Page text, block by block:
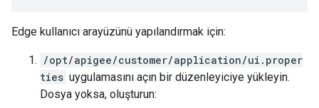
Edge kullanıcı arayüzünü yapılandırmak için:
/opt/apigee/customer/application/ui.proper
ties uygulamasını açın bir düzenleyiciye yükleyin.
Dosya yoksa, oluşturun: